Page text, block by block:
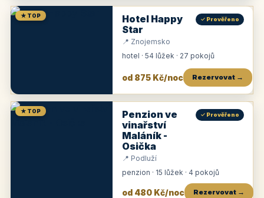
★ TOP
Hotel Happy
Star
✓ Prověřeno
📍 Znojemsko
hotel · 54 lůžek · 27 pokojů
od 875 Kč/noc Rezervovat →
★ TOP
Penzion ve
vinařství
Maláník -
Osička
✓ Prověřeno
📍 Podluží
penzion · 15 lůžek · 4 pokojů
od 480 Kč/noc Rezervovat →